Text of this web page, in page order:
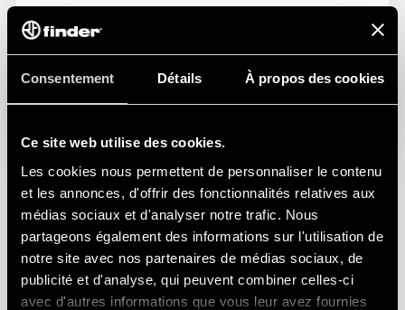
Consentement Détails À propos des cookies
Ce site web utilise des cookies.
Les cookies nous permettent de personnaliser le contenu
et les annonces, d'offrir des fonctionnalités relatives aux
médias sociaux et d'analyser notre trafic. Nous
partageons également des informations sur l'utilisation de
notre site avec nos partenaires de médias sociaux, de
publicité et d'analyse, qui peuvent combiner celles-ci
avec d'autres informations que vous leur avez fournies
Pour en savoir plus, consultez